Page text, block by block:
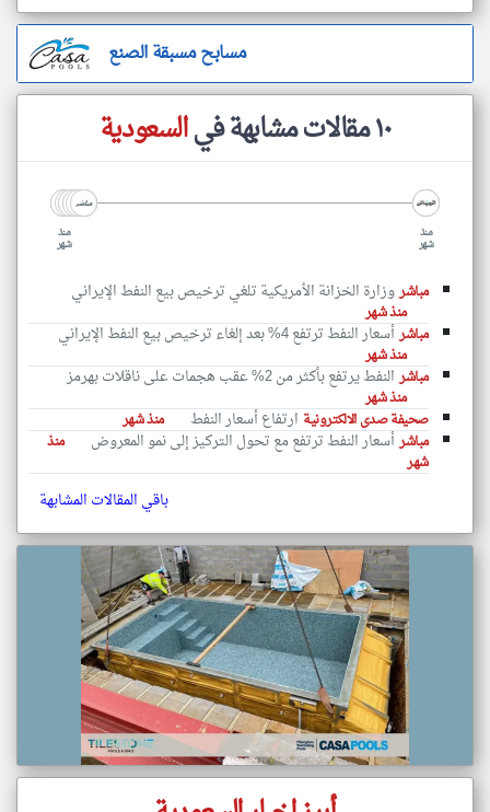
مسابح مسبقة الصنع
١٠ مقالات مشابهة في السعودية
منذ
شهر
منذ
شهر
مباشروزارة الخزانة الأمريكية تلغي ترخيص بيع النفط الإيراني
منذ شهر
مباشر أسعار النفط ترتفع 4% بعد إلغاء ترخيص بيع النفط الإيراني
منذ شهر
مباشر النفط يرتفع بأكثر من 2% عقب هجمات على ناقلات بهرمز
منذ شهر
صحيفة صدى الالكترونية ارتفاع أسعار النفط
منذ شهر
مباشر أسعار النفط ترتفع مع تحول التركيز إلى نمو المعروض
منذ
شهر
باقي المقالات المشابهة